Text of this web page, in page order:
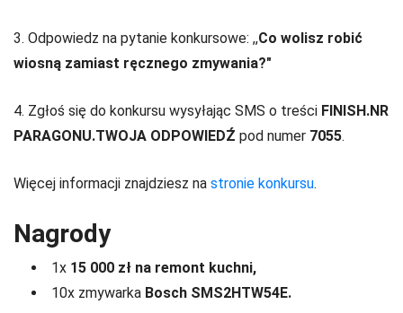
3. Odpowiedz na pytanie konkursowe: ,,Co wolisz robić
wiosną zamiast ręcznego zmywania?"
4. Zgłoś się do konkursu wysyłając SMS o treści FINISH.NR
PARAGONU.TWOJA ODPOWIEDŹ pod numer 7055.
Więcej informacji znajdziesz na stronie konkursu.
Nagrody
1x 15 000 zł na remont kuchni,
10x zmywarka Bosch SMS2HTW54E.